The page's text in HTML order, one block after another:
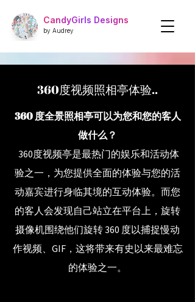
CandyGirls Designs
by Audrey
360度视频照相亭体验..
360 度全景照相亭可以为您和您的客人
做什么？
360度视频亭是最热门的娱乐和活动体
验之一，为您提供全面的体验与您的活
动嘉宾进行身临其境的互动体验。而您
的客人会发现自己站立在平台上，旋转
摄像机围绕他们旋转 360 度以捕捉慢动
作视频、GIF，这将带来有史以来最难忘
的体验之一。